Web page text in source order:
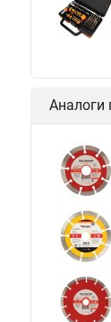
Аналоги